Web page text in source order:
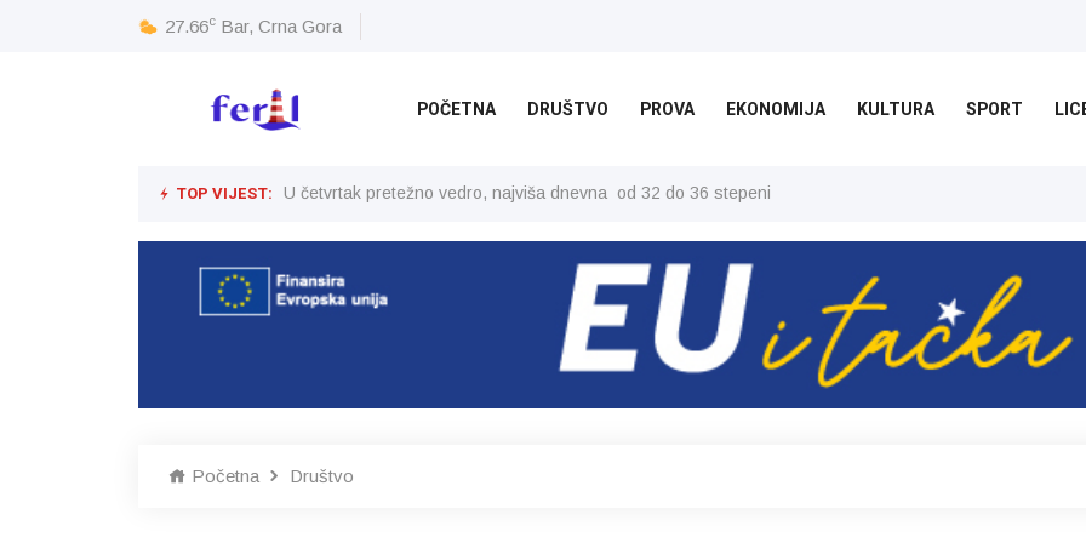
27.66c Bar, Crna Gora
POČETNA DRUŠTVO PROVA EKONOMIJA KULTURA SPORT
TOP VIJEST: U četvrtak pretežno vedro, najviša dnevna od 32 do 36 stepeni
Početna Društvo